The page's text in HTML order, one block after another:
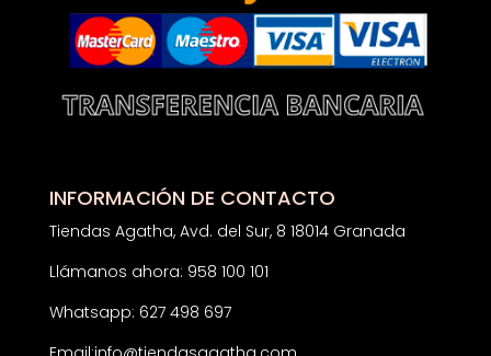
INFORMACIÓN DE CONTACTO
Tiendas Agatha, Avd. del Sur, 8 18014 Granada
Llámanos ahora: 958 100 101
Whatsapp: 627 498 697